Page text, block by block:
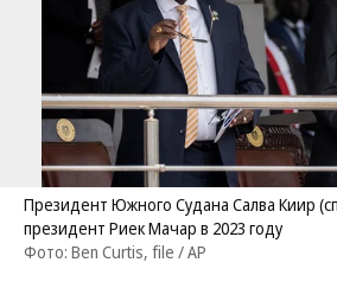
Президент Южного Судана Салва Киир
президент Риек Мачар в 2023 году
Фото: Ben Curtis, file / AP